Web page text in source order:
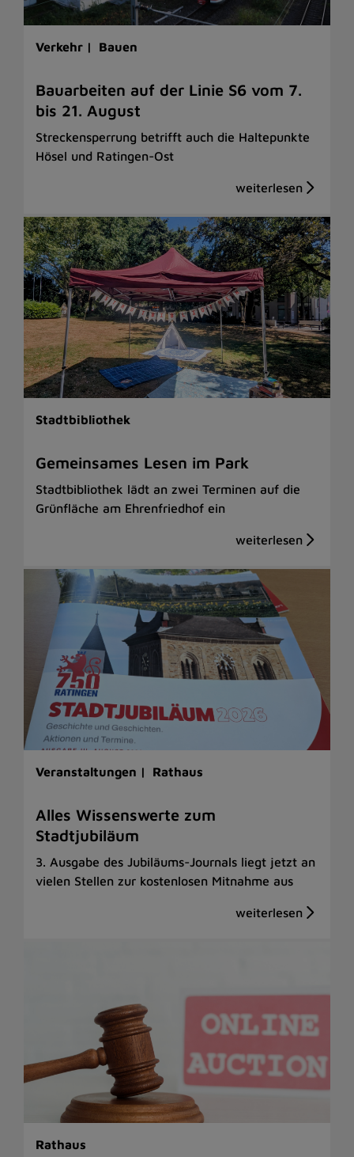
Verkehr | Bauen
Bauarbeiten auf der Linie S6 vom 7.
bis 21. August
Streckensperrung betrifft auch die Haltepunkte
Hösel und Ratingen-Ost
Stadtbibliothek
Gemeinsames Lesen im Park
Stadtbibliothek lädt an zwei Terminen auf die
Grünfläche am Ehrenfriedhof ein
Veranstaltungen | Rathaus
Alles Wissenswerte zum
Stadtjubiläum
3. Ausgabe des Jubiläums-Journals liegt jetzt an
vielen Stellen zur kostenlosen Mitnahme aus
Rathaus